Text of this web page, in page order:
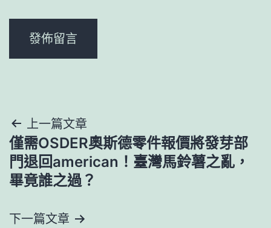
文
章
導
覽
上一篇文章
僅需OSDER奧斯德零件報價將發芽部
門退回american！臺灣馬鈴薯之亂，
畢竟誰之過？
下一篇文章